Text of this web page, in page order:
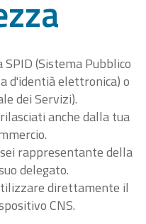
SPID (Sistema Pubblico
d'identià elettronica) o
dei Servizi).
anche dalla tua
rappresentante della
delegato.
direttamente il
CNS.